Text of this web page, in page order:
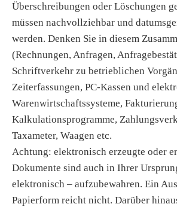
Überschreibungen oder Löschungen
müssen nachvollziehbar und
werden. Denken Sie in diesem
(Rechnungen, Anfragen,
Schriftverkehr zu betrieblichen
Zeiterfassungen, PC-Kassen und
Warenwirtschaftssysteme,
Kalkulationsprogramme,
Taxameter, Waagen etc.
Achtung: elektronisch erzeugte oder
Dokumente sind auch in Ihrer
elektronisch – aufzubewahren. Ein
Papierform reicht nicht. Darüber